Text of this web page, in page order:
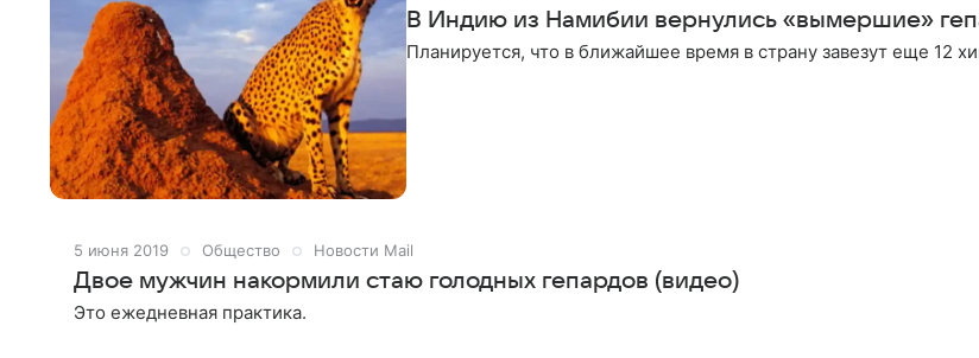
В Индию из Намибии вернулись «вымершие»
Планируется, что в ближайшее время в страну завезут еще 12
5 июня 2019 Общество Новости Mail
Двое мужчин накормили стаю голодных гепардов (видео)
Это ежедневная практика.